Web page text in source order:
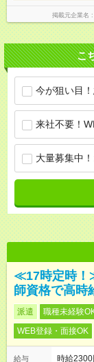
掲載元企業名
こ
今が狙い目
来社不要！
大量募集中
≪17時定時！
師資格で高時
派遣 職種未経験
WEB登録・面接OK
給与 時給